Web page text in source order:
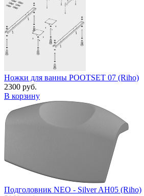
Ножки для ванны POOTSET 07 (Riho)
2300 руб.
В корзину
Подголовник NEO - Silver AH05 (Riho)